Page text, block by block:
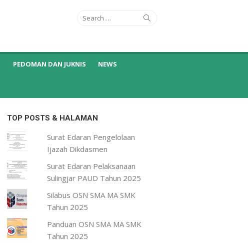
Search
PEDOMAN DAN JUKNIS NEWS
TOP POSTS & HALAMAN
Surat Edaran Pengelolaan
Ijazah Dikdasmen
Surat Edaran Pelaksanaan
Sulingjar PAUD Tahun 2025
Silabus OSN SMA MA SMK
Tahun 2025
Panduan OSN SMA MA SMK
Tahun 2025